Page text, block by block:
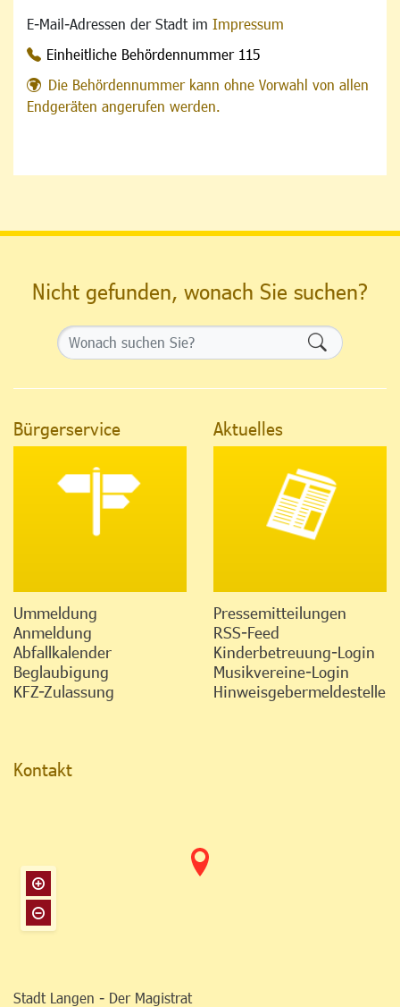
E-Mail-Adressen der Stadt im Impressum
Einheitliche Behördennummer 115
Die Behördennummer kann ohne Vorwahl von allen
Endgeräten angerufen werden.
Nicht gefunden, wonach Sie suchen?
Bürgerservice
Ummeldung
Anmeldung
Abfallkalender
Beglaubigung
KFZ-Zulassung
Aktuelles
Pressemitteilungen
RSS-Feed
Kinderbetreuung-Login
Musikvereine-Login
Hinweisgebermeldestelle
Kontakt
Stadt Langen - Der Magistrat